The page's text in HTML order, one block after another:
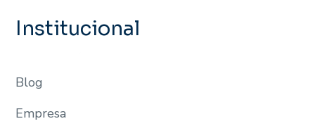
Institucional
Blog
Empresa